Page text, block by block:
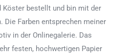
Köster bestellt und bin mit der
Die Farben entsprechen meiner
in der Onlinegalerie. Das
festen, hochwertigen Papier